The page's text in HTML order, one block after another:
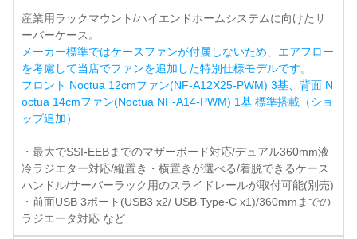
産業用ラックマウント/ハイエンドホームシステムに向けたサ
ーバーケース。
メーカー標準ではケースファンが付属しないため、エアフロー
を考慮して当店でファンを追加した特別仕様モデルです。
フロント Noctua 12cmファン(NF-A12X25-PWM) 3基、背面 N
octua 14cmファン(Noctua NF-A14-PWM) 1基 標準搭載（ショ
ップ追加）
・最大でSSI-EEBまでのマザーボード対応/デュアル360mm液
冷ラジエター対応/縦置き・横置きが選べる/着脱できるケース
ハンドル/サーバーラック用のスライドレールが取付可能(別売)
・前面USB 3ポート(USB3 x2/ USB Type-C x1)/360mmまでの
ラジエータ対応 など